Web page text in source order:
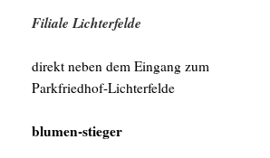
Filiale Lichterfelde
direkt neben dem Eingang zum
Parkfriedhof-Lichterfelde
blumen-stieger